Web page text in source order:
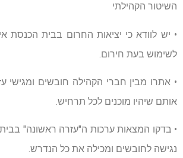
השיטור הקהילתי
• יש לוודא כי יציאות החרום בבית הכנסת
לשימוש בעת חירום.
• אתרו מבין חברי הקהילה חובשים ומגישי
אותם שיהיו מוכנים לכל תרחיש.
• בדקו המצאות ערכות ה"עזרה ראשונה"
נגישה לחובשים ומכילה את כל הנדרש.